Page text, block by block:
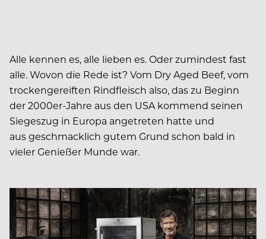
Alle kennen es, alle lieben es. Oder zumindest fast
alle. Wovon die Rede ist? Vom Dry Aged Beef, vom
trockengereiften Rindfleisch also, das zu Beginn
der 2000er-Jahre aus den USA kommend seinen
Siegeszug in Europa angetreten hatte und
aus geschmacklich gutem Grund schon bald in
vieler Genießer Munde war.